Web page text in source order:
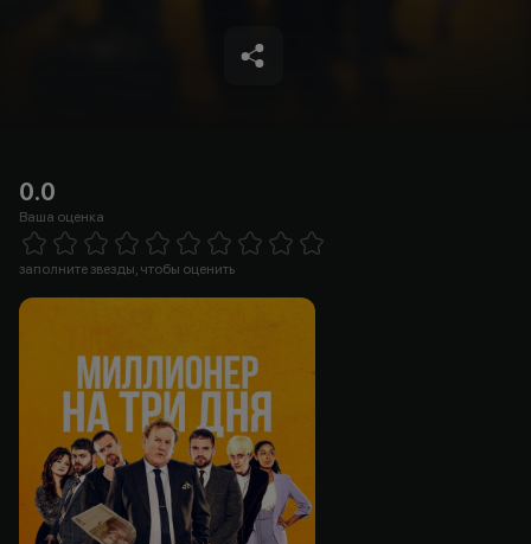
0.0
Ваша оценка
5 Stars
заполните звезды, чтобы оценить